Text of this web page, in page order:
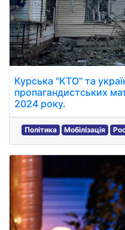
Курська "КТО" та
пропагандистських
2024 року.
Політика Мобілізація